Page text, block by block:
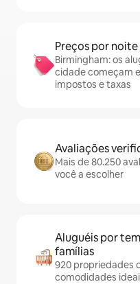
Preços por
Birmingham: os
cidade começam
impostos e taxas
Avaliações
Mais de 80.250
você a escolher
Aluguéis por
famílias
920 propriedades
comodidades